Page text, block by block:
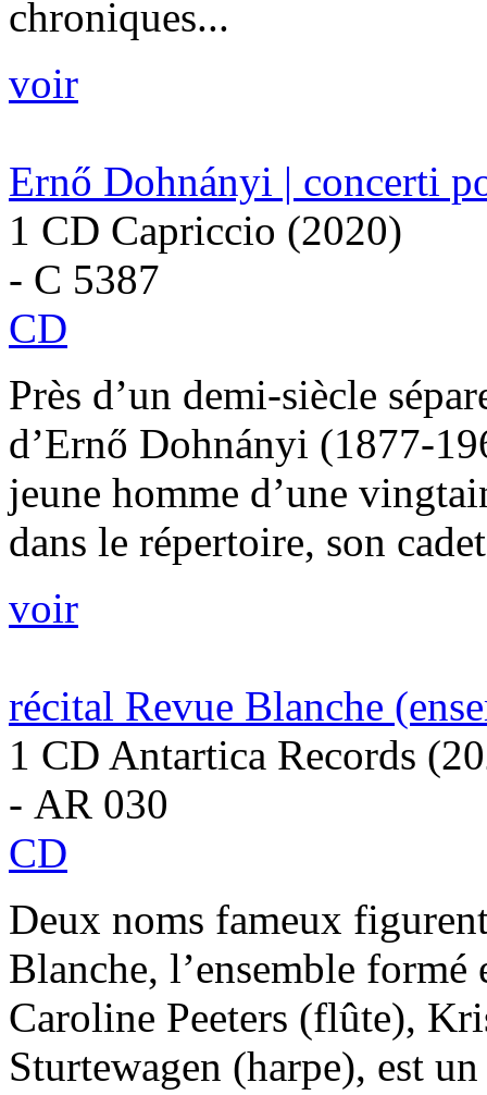
chroniques...
voir
Ernő Dohnányi | concerti
1 CD Capriccio (2020)
- C 5387
CD
Près d’un demi-siècle
d’Ernő Dohnányi (1877-
jeune homme d’une
dans le répertoire, son
voir
récital Revue Blanche
1 CD Antartica Records
- AR 030
CD
Deux noms fameux
Blanche, l’ensemble
Caroline Peeters (flûte),
Sturtewagen (harpe), est